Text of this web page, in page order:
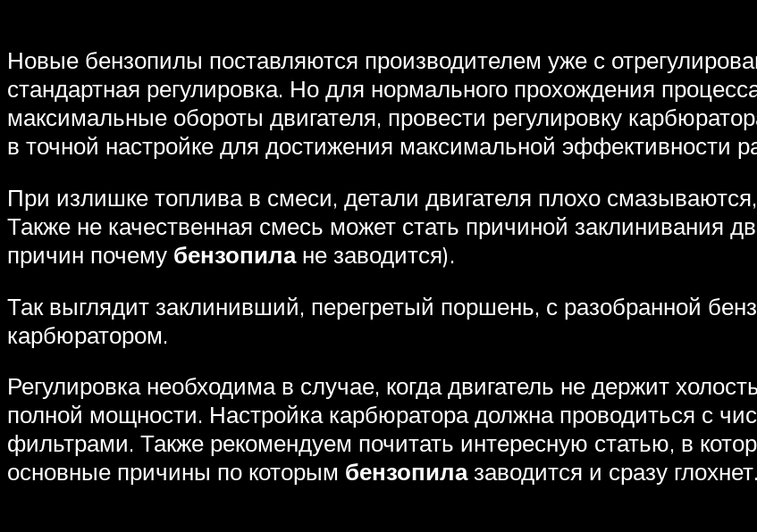
Новые бензопилы поставляются производителем уже с
стандартная регулировка. Но для нормального прохождения
максимальные обороты двигателя, провести регулировку
в точной настройке для достижения максимальной эффективности
При излишке топлива в смеси, детали двигателя плохо
Также не качественная смесь может стать причиной заклинивания
причин почему бензопилане заводится).
Так выглядит заклинивший, перегретый поршень, с разобранной
карбюратором.
Регулировка необходима в случае, когда двигатель не держит
полной мощности. Настройка карбюратора должна проводиться с
фильтрами. Также рекомендуем почитать интересную статью, в
основные причины по которым бензопилазаводится и сразу глохнет.